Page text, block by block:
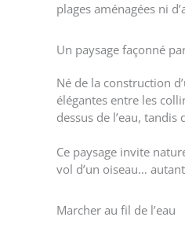
plages aménagées ni
Un paysage façonné
Né de la construction
élégantes entre les
dessus de l’eau,
Ce paysage invite
vol d’un oiseau…
Marcher au fil de l’eau